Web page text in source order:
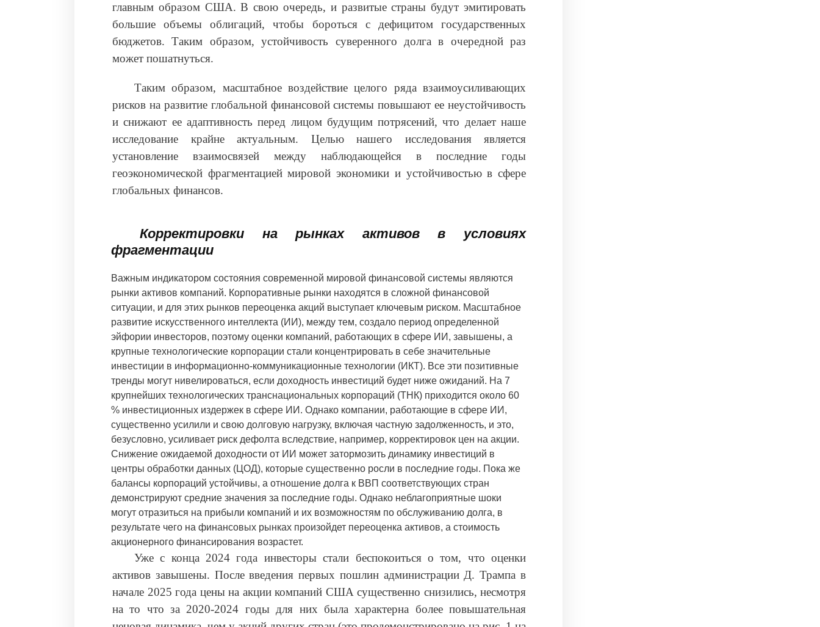
главным образом США. В свою очередь, и развитые страны будут эмитировать
большие объемы облигаций, чтобы бороться с дефицитом государственных
бюджетов. Таким образом, устойчивость суверенного долга в очередной раз
может пошатнуться.
Таким образом, масштабное воздействие целого ряда взаимоусиливающих
рисков на развитие глобальной финансовой системы повышают ее неустойчивость
и снижают ее адаптивность перед лицом будущим потрясений, что делает наше
исследование крайне актуальным. Целью нашего исследования является
установление взаимосвязей между наблюдающейся в последние годы
геоэкономической фрагментацией мировой экономики и устойчивостью в сфере
глобальных финансов.
Корректировки на рынках активов в условиях
фрагментации
Важным индикатором состояния современной мировой финансовой системы являются
рынки активов компаний. Корпоративные рынки находятся в сложной финансовой
ситуации, и для этих рынков переоценка акций выступает ключевым риском. Масштабное
развитие искусственного интеллекта (ИИ), между тем, создало период определенной
эйфории инвесторов, поэтому оценки компаний, работающих в сфере ИИ, завышены, а
крупные технологические корпорации стали концентрировать в себе значительные
инвестиции в информационно-коммуникационные технологии (ИКТ). Все эти позитивные
тренды могут нивелироваться, если доходность инвестиций будет ниже ожиданий. На 7
крупнейших технологических транснациональных корпораций (ТНК) приходится около 60
% инвестиционных издержек в сфере ИИ. Однако компании, работающие в сфере ИИ,
существенно усилили и свою долговую нагрузку, включая частную задолженность, и это,
безусловно, усиливает риск дефолта вследствие, например, корректировок цен на акции.
Снижение ожидаемой доходности от ИИ может затормозить динамику инвестиций в
центры обработки данных (ЦОД), которые существенно росли в последние годы. Пока же
балансы корпораций устойчивы, а отношение долга к ВВП соответствующих стран
демонстрируют средние значения за последние годы. Однако неблагоприятные шоки
могут отразиться на прибыли компаний и их возможностям по обслуживанию долга, в
результате чего на финансовых рынках произойдет переоценка активов, а стоимость
акционерного финансирования возрастет.
Уже с конца 2024 года инвесторы стали беспокоиться о том, что оценки
активов завышены. После введения первых пошлин администрации Д. Трампа в
начале 2025 года цены на акции компаний США существенно снизились, несмотря
на то что за 2020-2024 годы для них была характерна более повышательная